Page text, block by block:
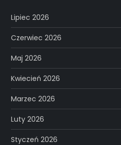
Lipiec 2026
Czerwiec 2026
Maj 2026
Kwiecień 2026
Marzec 2026
Luty 2026
Styczeń 2026